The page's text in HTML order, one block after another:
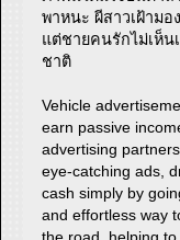
พาหนะ ผีสาวเฝ้าม
แต่ชายคนรักไม่เห็น
ชาติ
Vehicle
earn passive
advertising
eye-catching ads,
cash simply by
and effortless way
the road, helping